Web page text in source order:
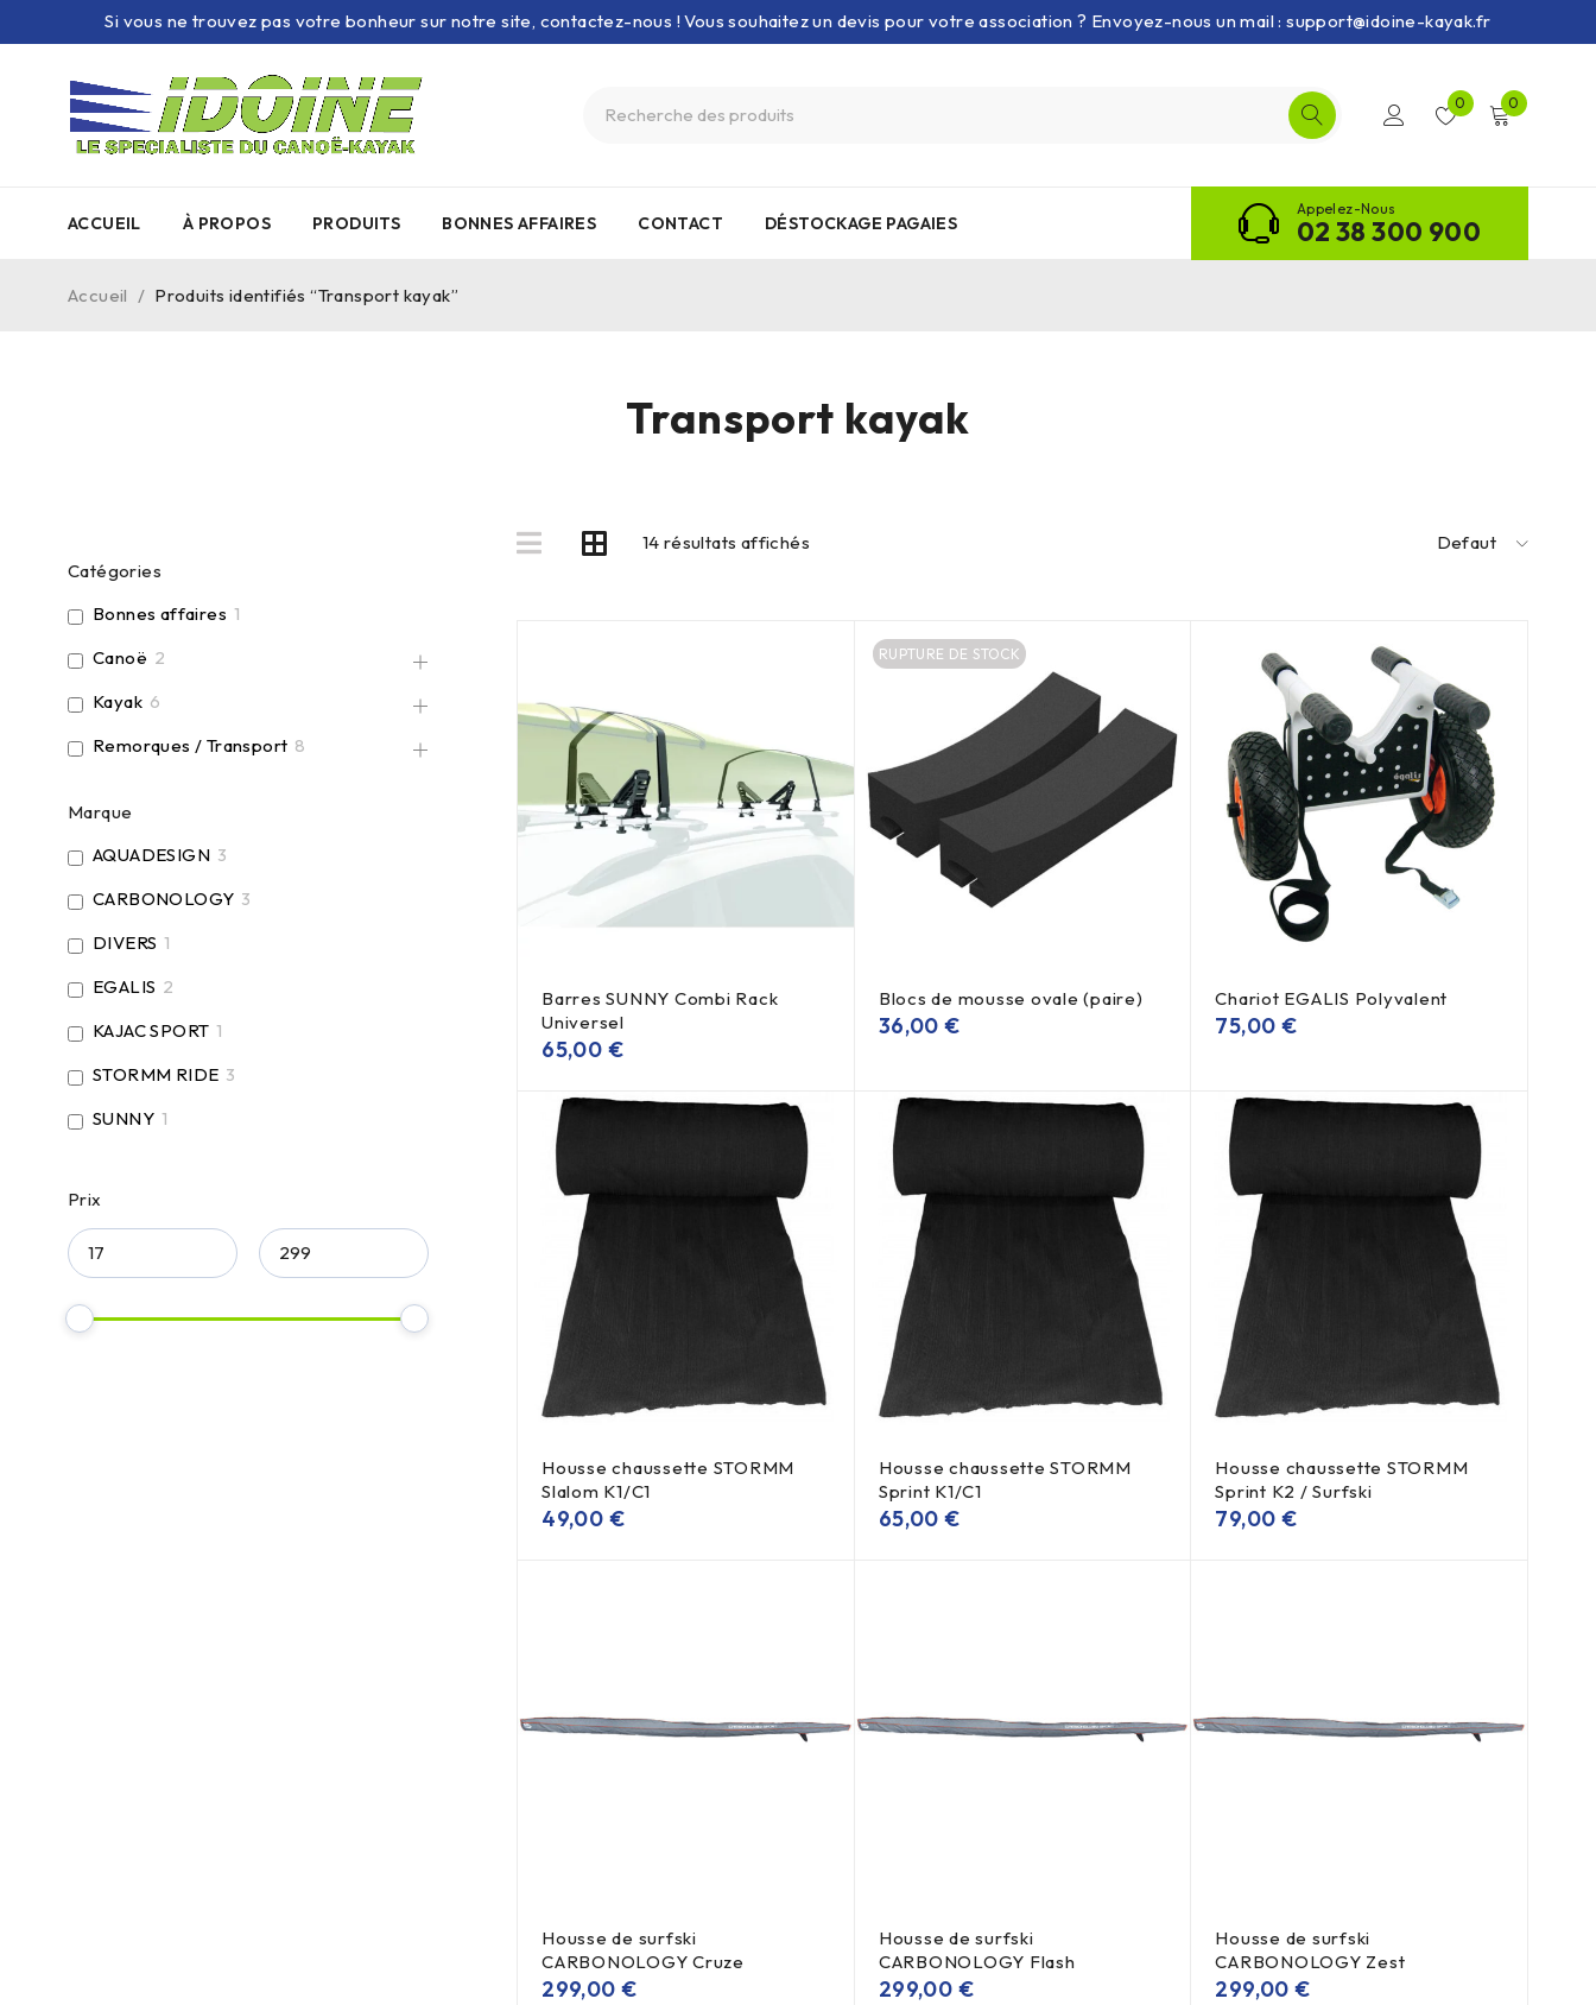
Si vous ne trouvez pas votre bonheur sur notre site, contactez-nous ! Vous souhaitez un devis pour votre association ? Envoyez-nous un mail : support@idoine-kayak.fr
0 0
ACCUEIL À PROPOS PRODUITS BONNES AFFAIRES CONTACT DÉSTOCKAGE PAGAIES
Appelez-Nous
02 38 300 900
Transport kayak
Accueil / Produits identifiés “Transport kayak”
Catégories
Bonnes affaires 1
Canoë 2
Kayak 6
Remorques / Transport 8
Marque
AQUADESIGN 3
CARBONOLOGY 3
DIVERS 1
EGALIS 2
KAJAC SPORT 1
STORMM RIDE 3
SUNNY 1
Prix
14 résultats affichés Defaut
Barres SUNNY Combi Rack
Universel
65,00 €
RUPTURE DE STOCK
Blocs de mousse ovale (paire)
36,00€
Chariot EGALIS Polyvalent
75,00 €
Housse chaussette STORMM
Slalom K1/C1
49,00 €
Housse chaussette STORMM
Sprint K1/C1
65,00€
Housse chaussette STORMM
Sprint K2 / Surfski
79,00 €
Housse de surfski
CARBONOLOGY Cruze
299,00 €
Housse de surfski
CARBONOLOGY Flash
299,00 €
Housse de surfski
CARBONOLOGY Zest
299,00€